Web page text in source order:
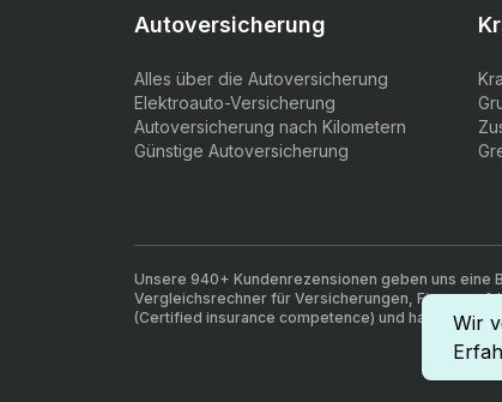
Wir
Autoversicherung
Alles über die Autoversicherung
Elektroauto-Versicherung
Autoversicherung nach Kilometern
Günstige Autoversicherung
Unsere 940+ Kundenrezensionen geben uns eine
Vergleichsrechner für Versicherungen, Finanzen
(Certified insurance competence) und haben das